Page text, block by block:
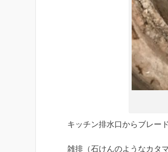
キッチン排水口からブレー
雑排（石けんのようなカタ